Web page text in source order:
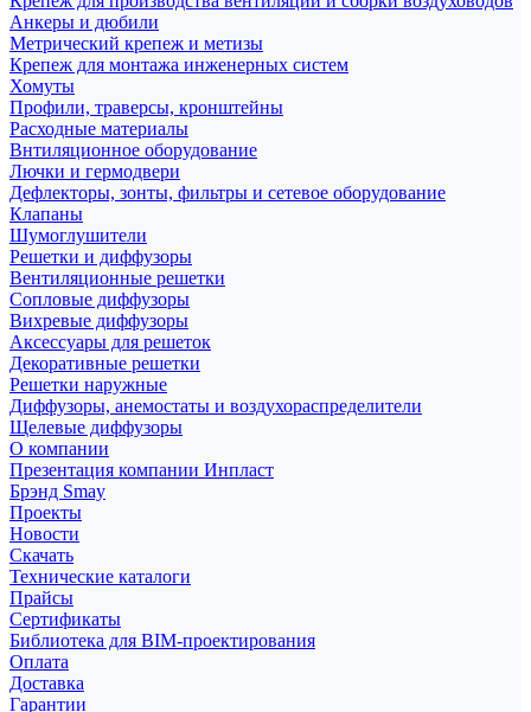
Анкеры и дюбили
Метрический крепеж и метизы
Крепеж для монтажа инженерных систем
Хомуты
Профили, траверсы, кронштейны
Расходные материалы
Внтиляционное оборудование
Лючки и гермодвери
Дефлекторы, зонты, фильтры и сетевое оборудование
Клапаны
Шумоглушители
Решетки и диффузоры
Вентиляционные решетки
Сопловые диффузоры
Вихревые диффузоры
Аксессуары для решеток
Декоративные решетки
Решетки наружные
Диффузоры, анемостаты и воздухораспределители
Щелевые диффузоры
О компании
Презентация компании Инпласт
Брэнд Smay
Проекты
Новости
Скачать
Технические каталоги
Прайсы
Сертификаты
Библиотека для BIM-проектирования
Оплата
Доставка
Гарантии